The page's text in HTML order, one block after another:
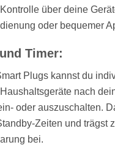
über deine
oder bequemer
Timer:
Plugs kannst du
nach
oder auszuschalten.
Zeiten und trägst
bei.